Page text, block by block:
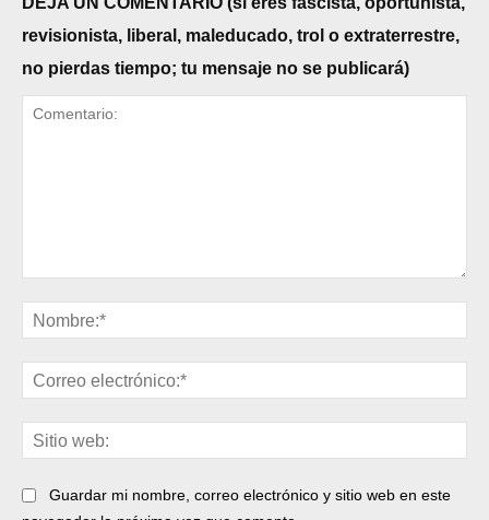
revisionista, liberal, maleducado, trol o extraterrestre,
no pierdas tiempo; tu mensaje no se publicará)
Guardar mi nombre, correo electrónico y sitio web en este